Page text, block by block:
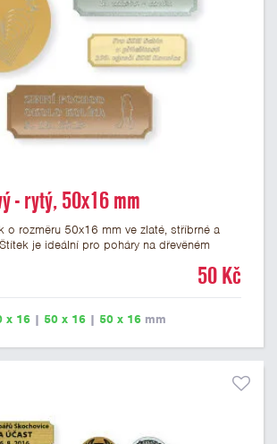
- rytý, 50x16 mm
o rozměru 50x16 mm ve zlaté, stříbrné a
je ideální pro poháry na dřevěném
doporučujeme maximálně 3 řádky, aby byla
kroku objednávky.
50 Kč
x 16| 50 x 16| 50 x 16mm